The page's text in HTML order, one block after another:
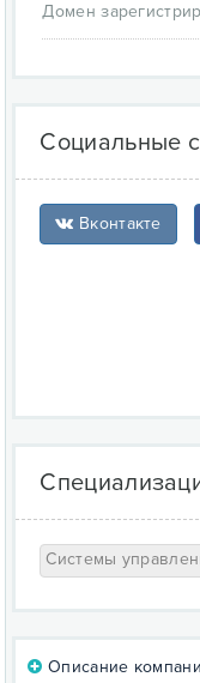
Домен
Социальные
Вконтакте
Системы
Описание